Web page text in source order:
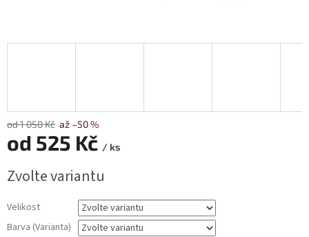
od 1 050 Kč až –50 %
od 525 Kč / ks
cena:
Zvolte variantu
Velikost
Barva (Varianta)